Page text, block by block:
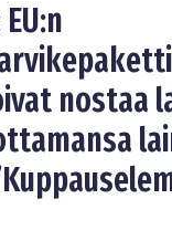
nostaa